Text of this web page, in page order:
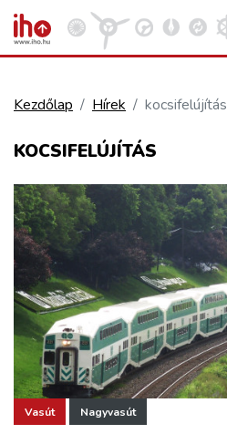
KÖZÚT
REPÜLÉS
KÖZLEKEDÉSFEJLESZTÉS
ELLÁTÁSI LÁNC
ZÖLDÚT
Kezdőlap Hírek kocsifelújítás
KOCSIFELÚJÍTÁS
Vasút Nagyvasút